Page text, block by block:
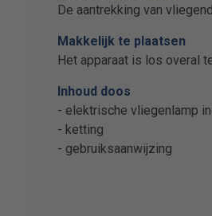
De aantrekking van
Makkelijk te plaatsen
Het apparaat is los overal
Inhoud doos
- elektrische vliegenlamp
- ketting
- gebruiksaanwijzing